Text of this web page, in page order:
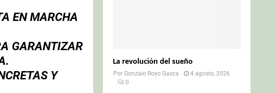
EN MARCHA
GARANTIZAR
Y
La revolución del sueño
PorGonzalo Royo Gasca
4 agosto, 2026
0